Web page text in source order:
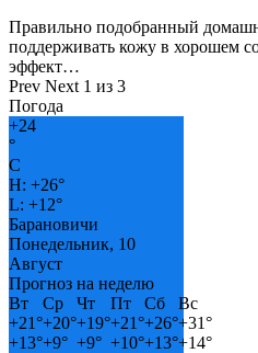
Правильно подобранный
поддерживать кожу в хорошем
эффект…
Prev Next 1 из 3
Погода
+24
°
C
H: +26°
L: +12°
Барановичи
Понедельник, 10
Август
Прогноз на неделю
Вт
Ср Чт Пт Сб
Вс
+21°+20°+19°+21°+26°+31°
+13°+9° +9° +10°+13°+14°